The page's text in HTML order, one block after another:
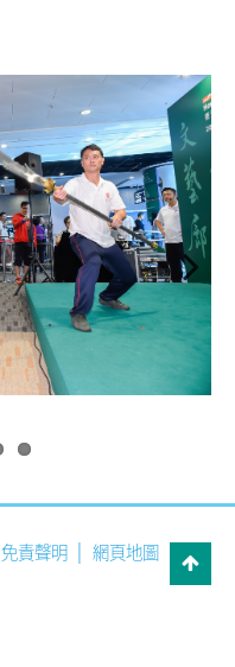
免責聲明 網頁地圖